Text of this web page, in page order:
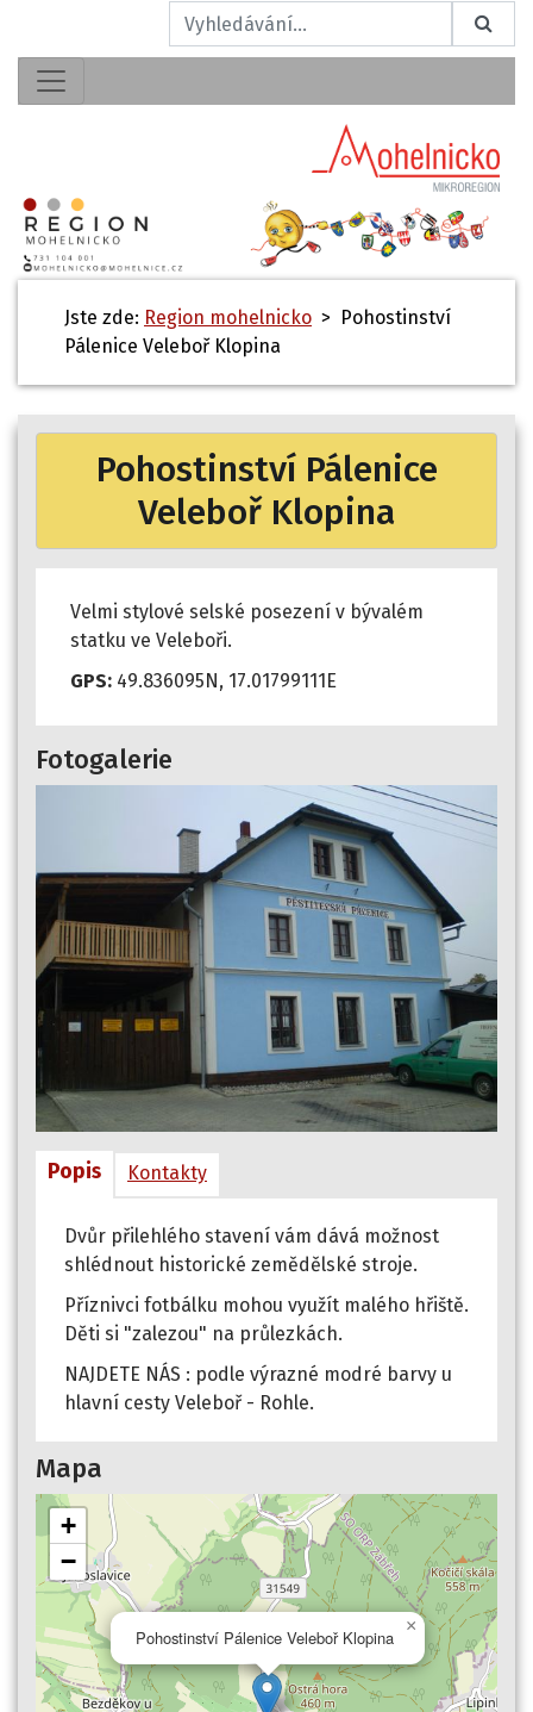
Jste zde: Region mohelnicko > Pohostinství
Pálenice Veleboř Klopina
Pohostinství Pálenice
Veleboř Klopina
Velmi stylové selské posezení v bývalém
statku ve Veleboři.
GPS: 49.836095N, 17.01799111E
Fotogalerie
Previous Next
Popis Kontakty
Dvůr přilehlého stavení vám dává možnost
shlédnout historické zemědělské stroje.
Příznivci fotbálku mohou využít malého hřiště.
Děti si "zalezou" na průlezkách.
NAJDETE NÁS : podle výrazné modré barvy u
hlavní cesty Veleboř - Rohle.
Mapa
Pohostinství Pálenice Veleboř Klopina
×
+
−